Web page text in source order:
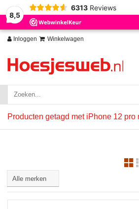
8,5
6313 Reviews
Inloggen Winkelwagen
Producten getagd met iPhone 12 pro
Wij slaan cookies op om onze website te
Nee